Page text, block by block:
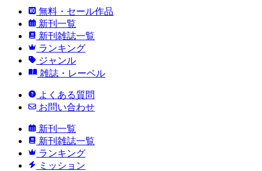
無料・セール作品
新刊一覧
新刊雑誌一覧
ランキング
ジャンル
雑誌・レーベル
よくある質問
お問い合わせ
新刊一覧
新刊雑誌一覧
ランキング
ミッション